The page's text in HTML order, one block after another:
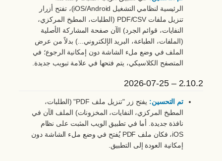
الرئيسية لنظامي التشغيل iOS/Android)، تفتح أزرار
تنزيل ملفات PDF/CSV (الطلبات، المطبخ المركزي،
النفايات، قوائم الجرد) الآن صفحة المشاركة الأصلية
(الملفات، الطباعة، البريد الإلكتروني...) بدلاً من عرض
الملف في وضع ملء الشاشة دون إمكانية الرجوع؛ في
المتصفح الكلاسيكي، يتم فتحها في علامة تبويب جديدة.
2.10.2 – 2026-07-25
تم التحسين:
يفتح زر "تنزيل ملف PDF" (الطلبات،
المطبخ المركزي، النفايات، المخزونات) الملف الآن في
نافذة جديدة. أما في تطبيق الويب المثبت على نظام
iOS، فكان ملف PDF يُفتح في وضع ملء الشاشة دون
إمكانية العودة إلى التطبيق.